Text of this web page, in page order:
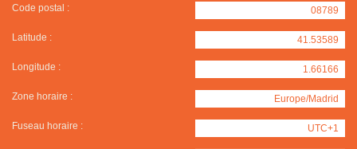
Code postal : 08789
Latitude : 41.53589
Longitude : 1.66166
Zone horaire : Europe/Madrid
Fuseau horaire : UTC+1